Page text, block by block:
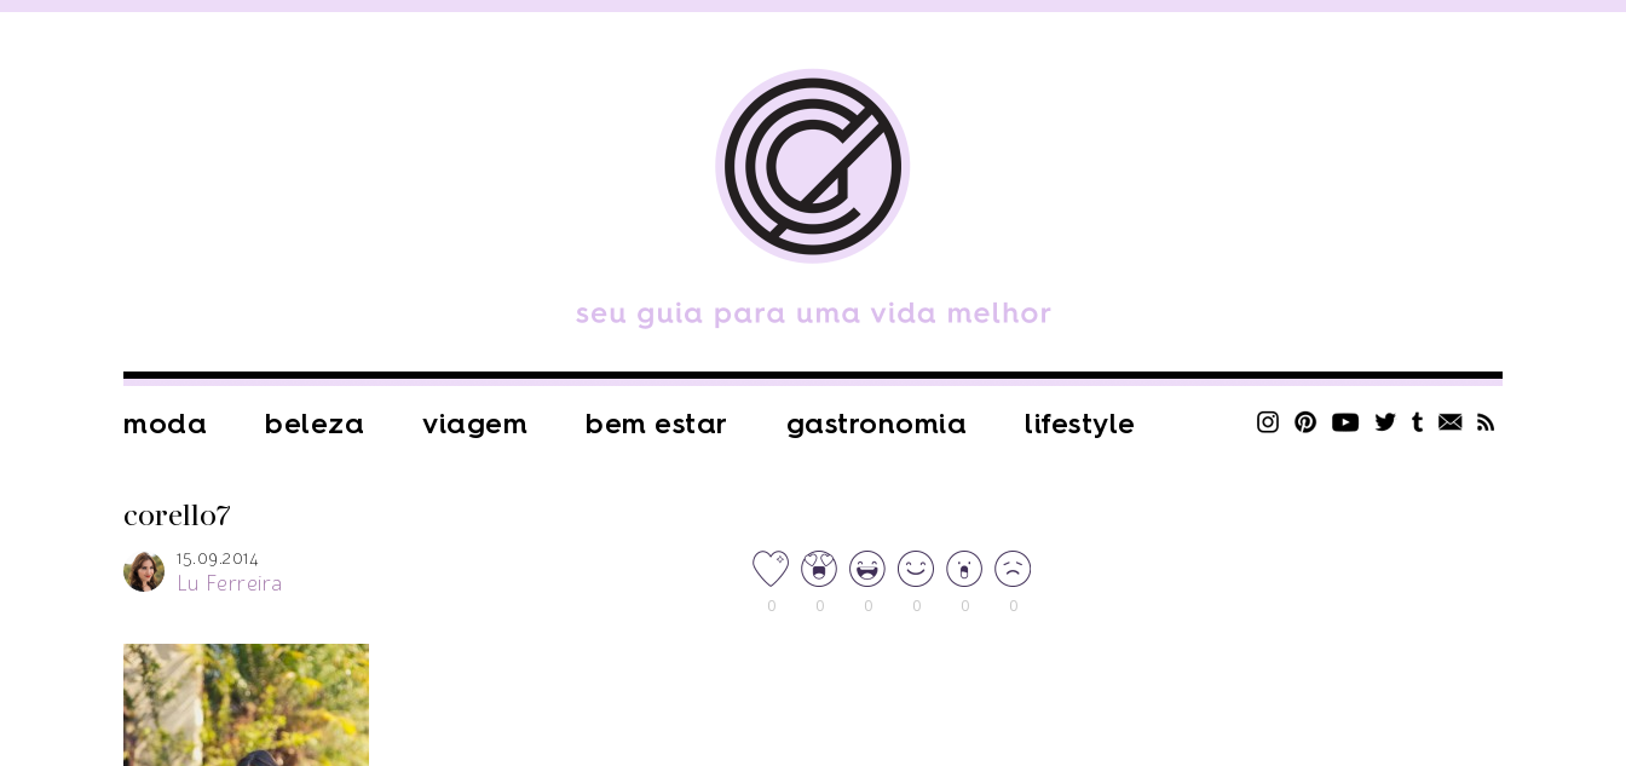
moda beleza viagem bem estar gastronomia lifestyle
corello7
15.09.2014
Lu Ferreira
0 0 0 0 0 0